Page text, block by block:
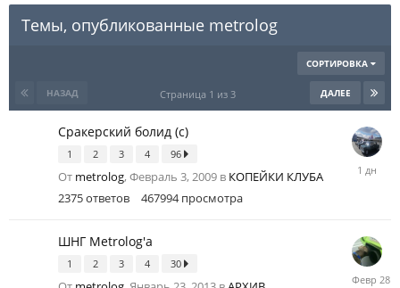
Темы, опубликованные metrolog
СОРТИРОВКА
НАЗАД ДАЛЕЕ
Страница 1 из 3
Сракерский болид (с)
1 2 3 4 96
От metrolog, Февраль 3, 2009 в КОПЕЙКИ КЛУБА
2375ответов 467994 просмотра
Пятница
ШНГ Metrolog'а
1 2 3 4 30
Февраль